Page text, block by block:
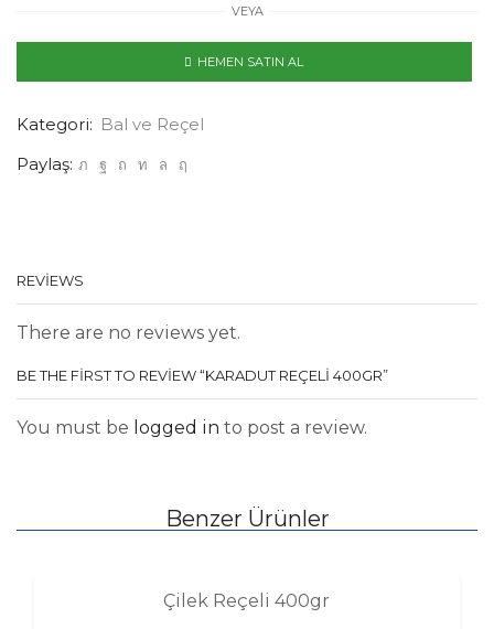
VEYA
HEMEN SATIN AL
Kategori: Bal ve Reçel
Paylaş:
REVIEWS
There are no reviews yet.
BE THE FIRST TO REVIEW “KARADUT REÇELI 400GR”
You must be logged in to post a review.
Benzer Ürünler
Çilek Reçeli 400gr